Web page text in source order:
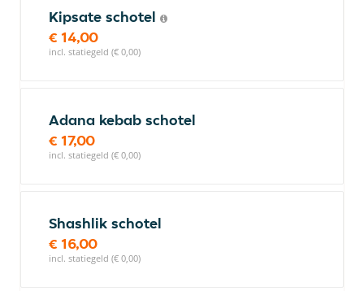
Kipsate schotel
€ 14,00
incl. statiegeld (€ 0,00)
Adana kebab schotel
€ 17,00
incl. statiegeld (€ 0,00)
Shashlik schotel
€ 16,00
incl. statiegeld (€ 0,00)